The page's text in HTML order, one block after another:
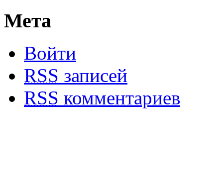
Мета
Войти
RSS записей
RSS комментариев